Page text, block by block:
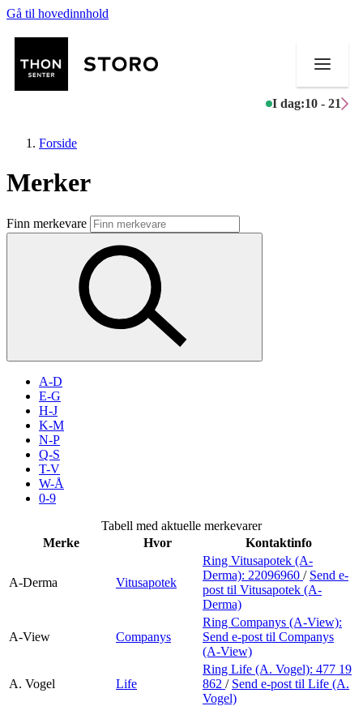
Gå til hovedinnhold
I dag:10 - 21
Butikker
Mat og drikke
Aktiviteter
Merker
Inspirasjon
Søk
Åpningstider
Praktisk informasjon
Magasin
Forside
Merker
Finn merkevare
A-D
E-G
H-J
K-M
N-P
Q-S
T-V
W-Å
0-9
Tabell med aktuelle merkevarer
Merke
Hvor Kontaktinfo
A-Derma Vitusapotek
Ring Vitusapotek (A-
Derma): 22096960 / Send e-
post til Vitusapotek (A-
Derma)
A-View Companys
Ring Companys (A-View):
Send e-post til Companys
(A-View)
A. Vogel Life
Ring Life (A. Vogel): 477 19
862 / Send e-post til Life (A.
Vogel)